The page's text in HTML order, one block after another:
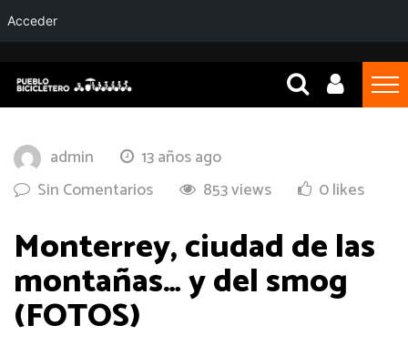
admin
13 años ago
Sin Comentarios
853 views 0 likes
Monterrey, ciudad de las
montañas… y del smog
(FOTOS)
Acceder